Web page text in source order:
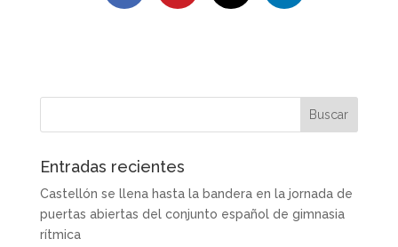
Entradas recientes
Castellón se llena hasta la bandera en la jornada de
puertas abiertas del conjunto español de gimnasia
rítmica